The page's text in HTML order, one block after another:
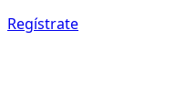
Regístrate